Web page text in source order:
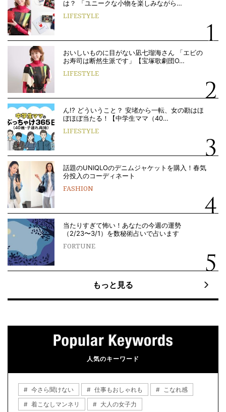
は？ 「ユニークな小物を楽しみながら…
LIFESTYLE
おいしいものに目がない凪七瑠海さん 「エビの
お寿司は断然生派です」【宝塚歌劇団O…
LIFESTYLE
ん!? どういうこと？ 安堵から一転、女の勘はほ
ぼほぼ当たる！【中学生ママ（40…
LIFESTYLE
話題のUNIQLOのデニムジャケットを購入！春気
分投入のコーディネート
FASHION
当たりすぎて怖い！あなたの今週の運勢
（2/23〜3/1）を数秘術占いで占います
FORTUNE
もっと見る
人気のキーワード
今さら聞けない 仕事もおしゃれも
こなれ感
着こなしマンネリ
大人の女子力